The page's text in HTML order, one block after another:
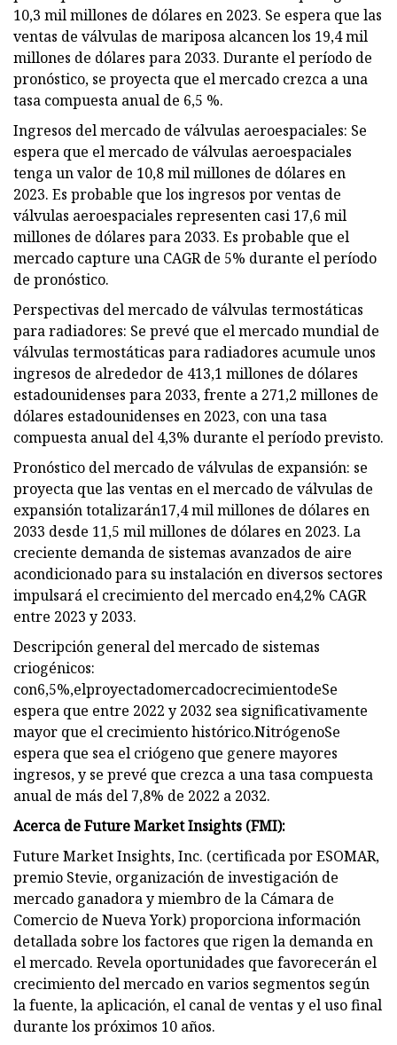
10,3 mil millones de dólares en 2023. Se espera que las
ventas de válvulas de mariposa alcancen los 19,4 mil
millones de dólares para 2033. Durante el período de
pronóstico, se proyecta que el mercado crezca a una
tasa compuesta anual de 6,5 %.
Ingresos del mercado de válvulas aeroespaciales: Se
espera que el mercado de válvulas aeroespaciales
tenga un valor de 10,8 mil millones de dólares en
2023. Es probable que los ingresos por ventas de
válvulas aeroespaciales representen casi 17,6 mil
millones de dólares para 2033. Es probable que el
mercado capture una CAGR de 5% durante el período
de pronóstico.
Perspectivas del mercado de válvulas termostáticas
para radiadores: Se prevé que el mercado mundial de
válvulas termostáticas para radiadores acumule unos
ingresos de alrededor de 413,1 millones de dólares
estadounidenses para 2033, frente a 271,2 millones de
dólares estadounidenses en 2023, con una tasa
compuesta anual del 4,3% durante el período previsto.
Pronóstico del mercado de válvulas de expansión: se
proyecta que las ventas en el mercado de válvulas de
expansión totalizarán17,4 mil millones de dólares en
2033 desde 11,5 mil millones de dólares en 2023. La
creciente demanda de sistemas avanzados de aire
acondicionado para su instalación en diversos sectores
impulsará el crecimiento del mercado en4,2% CAGR
entre 2023 y 2033.
Descripción general del mercado de sistemas
criogénicos:
con6,5%,elproyectadomercadocrecimientodeSe
espera que entre 2022 y 2032 sea significativamente
mayor que el crecimiento histórico.NitrógenoSe
espera que sea el criógeno que genere mayores
ingresos, y se prevé que crezca a una tasa compuesta
anual de más del 7,8% de 2022 a 2032.
Acerca de Future Market Insights (FMI):
Future Market Insights, Inc. (certificada por ESOMAR,
premio Stevie, organización de investigación de
mercado ganadora y miembro de la Cámara de
Comercio de Nueva York) proporciona información
detallada sobre los factores que rigen la demanda en
el mercado. Revela oportunidades que favorecerán el
crecimiento del mercado en varios segmentos según
la fuente, la aplicación, el canal de ventas y el uso final
durante los próximos 10 años.